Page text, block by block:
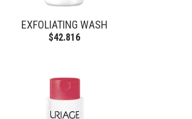
EXFOLIATING WASH
$42.816